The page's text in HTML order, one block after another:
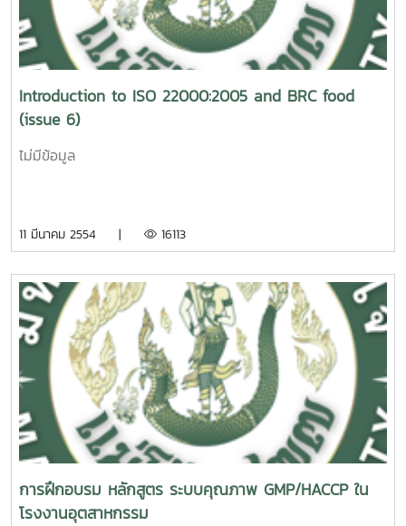
Introduction to ISO 22000:2005 and BRC food
(issue 6)
ไม่มีข้อมูล
11 มีนาคม 2554 | 16113
การฝึกอบรม หลักสูตร ระบบคุณภาพ GMP/HACCP ใน
โรงงานอุตสาหกรรม